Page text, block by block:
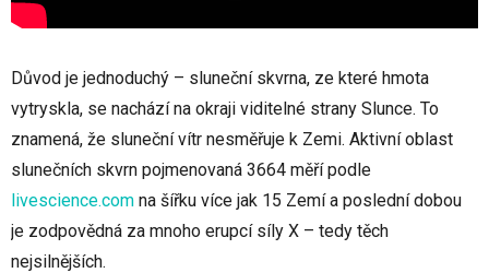
Důvod je jednoduchý – sluneční skvrna, ze které hmota
vytryskla, se nachází na okraji viditelné strany Slunce. To
znamená, že sluneční vítr nesměřuje k Zemi. Aktivní oblast
slunečních skvrn pojmenovaná 3664 měří podle
livescience.com na šířku více jak 15 Zemí a poslední dobou
je zodpovědná za mnoho erupcí síly X – tedy těch
nejsilnějších.